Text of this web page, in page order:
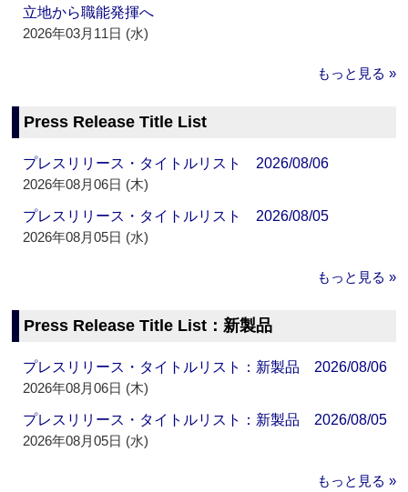
立地から職能発揮へ
2026年03月11日 (水)
もっと見る »
Press Release Title List
プレスリリース・タイトルリスト 2026/08/06
2026年08月06日 (木)
プレスリリース・タイトルリスト 2026/08/05
2026年08月05日 (水)
もっと見る »
Press Release Title List：新製品
プレスリリース・タイトルリスト：新製品 2026/08/06
2026年08月06日 (木)
プレスリリース・タイトルリスト：新製品 2026/08/05
2026年08月05日 (水)
もっと見る »